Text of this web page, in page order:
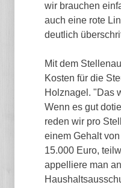
wir brauchen
auch eine rote
deutlich
Mit dem
Kosten für die
Holznagel. "Das
Wenn es gut
reden wir pro
einem Gehalt
15.000 Euro,
appelliere man